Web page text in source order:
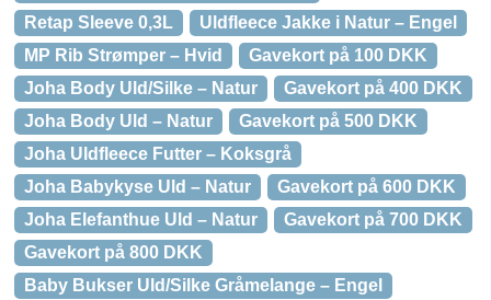
Retap Sleeve 0,3L
Uldfleece Jakke i Natur – Engel
MP Rib Strømper – Hvid
Gavekort på 100 DKK
Joha Body Uld/Silke – Natur
Gavekort på 400 DKK
Joha Body Uld – Natur
Gavekort på 500 DKK
Joha Uldfleece Futter – Koksgrå
Joha Babykyse Uld – Natur
Gavekort på 600 DKK
Joha Elefanthue Uld – Natur
Gavekort på 700 DKK
Gavekort på 800 DKK
Baby Bukser Uld/Silke Gråmelange – Engel